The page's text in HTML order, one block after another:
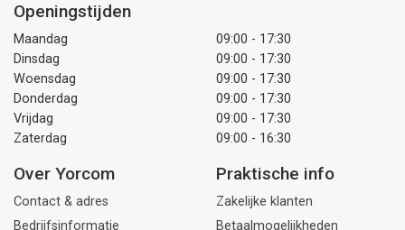
Openingstijden
Maandag
09:00 - 17:30
Dinsdag
09:00 - 17:30
Woensdag
09:00 - 17:30
Donderdag
09:00 - 17:30
Vrijdag
09:00 - 17:30
Zaterdag
09:00 - 16:30
Over Yorcom
Contact & adres
Bedrijfsinformatie
Praktische info
Zakelijke klanten
Betaalmogelijkheden